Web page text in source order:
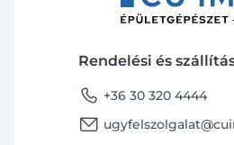
Rendelési és
phone +36 30 320 4444
email